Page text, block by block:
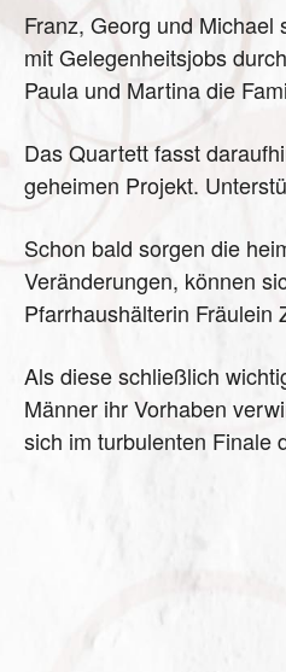
Franz, Georg und
mit Gelegenheitsjobs
Paula und Martina die
Das Quartett fasst
geheimen Projekt.
Schon bald sorgen die
Veränderungen, können
Pfarrhaushälterin Fräulein
Als diese schließlich
Männer ihr Vorhaben
sich im turbulenten Finale